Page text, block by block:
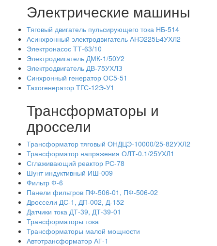
Электрические машины
Тяговый двигатель пульсирующего тока НБ-514
Асинхронный электродвигатель АНЭ225Ь4УХЛ2
Электронасос ТТ-63/10
Электродвигатель ДМК-1/50У2
Электродвигатель ДВ-75УХЛЗ
Синхронный генератор ОС5-51
Тахогенератор ТГС-12Э-У1
Трансформаторы и
дроссели
Трансформатор тяговый ОНДЦЭ-10000/25-82УХЛ2
Трансформатор напряжения ОЛТ-0.1/25УХЛ1
Сглаживающий реактор РС-78
Шунт индуктивный ИШ-009
Фильтр Ф-6
Панели фильтров ПФ-506-01, ПФ-506-02
Дроссели ДС-1, ДП-002, Д-152
Датчики тока ДТ-39, ДТ-39-01
Трансформаторы тока
Трансформаторы малой мощности
Автотрансформатор АТ-1